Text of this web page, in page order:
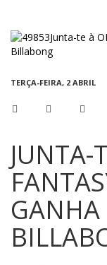
TERÇA-FEIRA, 2 ABRIL
JUNTA-
GANHA